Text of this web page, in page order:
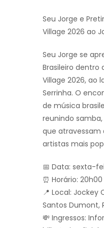
Seu Jorge e
Village 2026 ao
Seu Jorge se
Brasileiro dentro
Village 2026, ao
Serrinha. O
de música
reunindo samba,
que atravessam
artistas mais
📅 Data: sexta-
⏰ Horário: 20h00
📍 Local: Jockey
Santos Dumont,
💸 Ingressos: